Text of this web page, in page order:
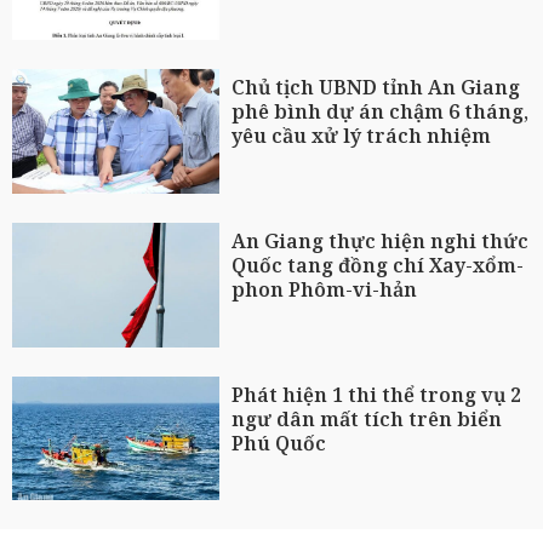
Chủ tịch UBND tỉnh An Giang
phê bình dự án chậm 6 tháng,
yêu cầu xử lý trách nhiệm
An Giang thực hiện nghi thức
Quốc tang đồng chí Xay-xổm-
phon Phôm-vi-hản
Phát hiện 1 thi thể trong vụ 2
ngư dân mất tích trên biển
Phú Quốc